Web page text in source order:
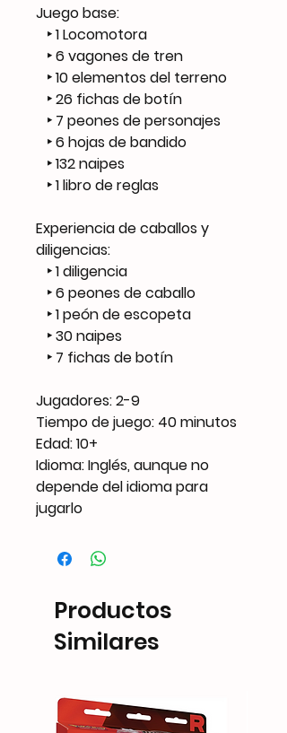
Juego base:
‣ 1 Locomotora
‣ 6 vagones de tren
‣ 10 elementos del terreno
‣ 26 fichas de botín
‣ 7 peones de personajes
‣ 6 hojas de bandido
‣ 132 naipes
‣ 1 libro de reglas
Experiencia de caballos y
diligencias:
‣ 1 diligencia
‣ 6 peones de caballo
‣ 1 peón de escopeta
‣ 30 naipes
‣ 7 fichas de botín
Jugadores: 2-9
Tiempo de juego: 40 minutos
Edad: 10+
Idioma: Inglés, aunque no
depende del idioma para
jugarlo
Productos
Similares